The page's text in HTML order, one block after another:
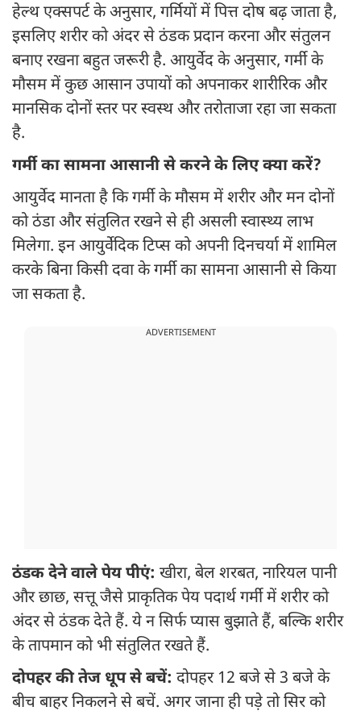
हेल्थ एक्सपर्ट के अनुसार, गर्मियों में पित्त दोष बढ़ जाता है,
इसलिए शरीर को अंदर से ठंडक प्रदान करना और संतुलन
बनाए रखना बहुत जरूरी है. आयुर्वेद के अनुसार, गर्मी के
मौसम में कुछ आसान उपायों को अपनाकर शारीरिक और
मानसिक दोनों स्तर पर स्वस्थ और तरोताजा रहा जा सकता
है.
गर्मी का सामना आसानी से करने के लिए क्या करें?
आयुर्वेद मानता है कि गर्मी के मौसम में शरीर और मन दोनों
को ठंडा और संतुलित रखने से ही असली स्वास्थ्य लाभ
मिलेगा. इन आयुर्वेदिक टिप्स को अपनी दिनचर्या में शामिल
करके बिना किसी दवा के गर्मी का सामना आसानी से किया
जा सकता है.
ADVERTISEMENT
ठंडक देने वाले पेय पीएं: खीरा, बेल शरबत, नारियल पानी
और छाछ, सत्तू जैसे प्राकृतिक पेय पदार्थ गर्मी में शरीर को
अंदर से ठंडक देते हैं. ये न सिर्फ प्यास बुझाते हैं, बल्कि शरीर
के तापमान को भी संतुलित रखते हैं.
दोपहर की तेज धूप से बचें: दोपहर 12 बजे से 3 बजे के
बीच बाहर निकलने से बचें. अगर जाना ही पड़े तो सिर को